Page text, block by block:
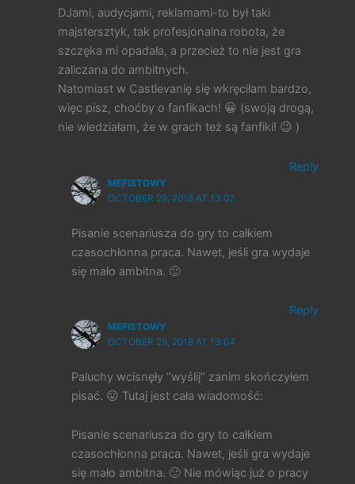
DJami, audycjami, reklamami-to był taki
majstersztyk, tak profesjonalna robota, że
szczęka mi opadała, a przecież to nie jest gra
zaliczana do ambitnych.
Natomiast w Castlevanię się wkręciłam bardzo,
więc pisz, choćby o fanfikach! 😀 (swoją drogą,
nie wiedziałam, że w grach też są fanfiki! 😉 )
Reply
MEFISTOWY
OCTOBER 29, 2018 AT 13:02
Pisanie scenariusza do gry to całkiem
czasochłonna praca. Nawet, jeśli gra wydaje
się mało ambitna. 🙂
Reply
MEFISTOWY
OCTOBER 29, 2018 AT 13:04
Paluchy wcisnęły “wyślij” zanim skończyłem
pisać. 😛 Tutaj jest cała wiadomość:
Pisanie scenariusza do gry to całkiem
czasochłonna praca. Nawet, jeśli gra wydaje
się mało ambitna. 🙂 Nie mówiąc już o pracy